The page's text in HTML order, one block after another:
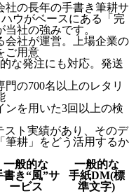
社の長年の手書き筆耕サ
ウがベースにある「完
社の強みです。
会社が運営。上場企業の
ご用意
な発注にも対応。発送
の700名以上のレタリ
ンを用いた3回以上の検
スト実績があり、そのデ
筆耕」をどう活用するか
一般的な
書き“風”サ
ービス
一般的な
手紙DM(標
準文字)